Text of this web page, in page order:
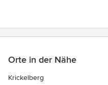
Orte in der Nähe
Krickelberg